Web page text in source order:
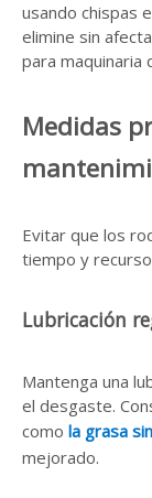
usando chispas
elimine sin
para maquinaria
Medidas
Evitar que los
tiempo y
Lubricación
Mantenga una
el desgaste.
como la grasa
mejorado.